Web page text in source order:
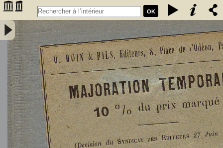
OK
L'Astronomie, observations, théorie et vulgarisation générale / par
Marcel Moye,... - Moye, Marcel (1873-1939). Auteur